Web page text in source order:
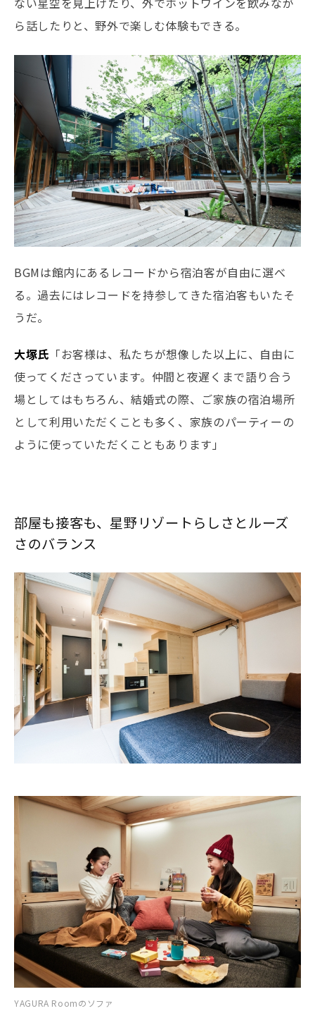
ら話したりと、野外で楽しむ体験もできる。
BGMは館内にあるレコードから宿泊客が自由に選べ
る。過去にはレコードを持参してきた宿泊客もいたそ
うだ。
大塚氏 「お客様は、私たちが想像した以上に、自由に
使ってくださっています。仲間と夜遅くまで語り合う
場としてはもちろん、結婚式の際、ご家族の宿泊場所
として利用いただくことも多く、家族のパーティーの
ように使っていただくこともあります」
部屋も接客も、星野リゾートらしさとルーズ
さのバランス
YAGURA Roomのソファ